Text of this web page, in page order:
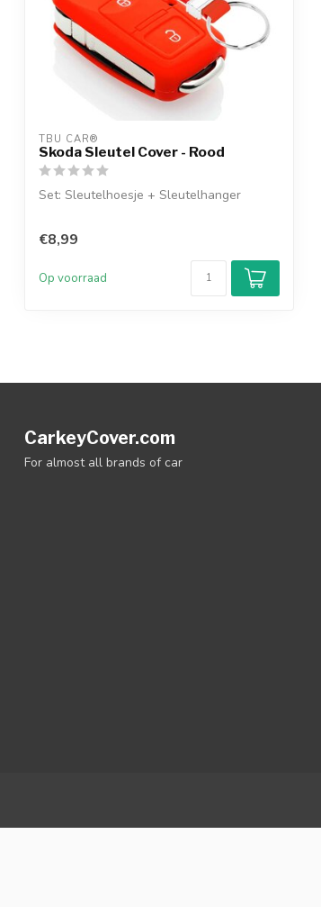
TBU CAR®
Skoda Sleutel Cover - Rood
Set: Sleutelhoesje + Sleutelhanger
€8,99
Op voorraad
CarkeyCover.com
For almost all brands of car